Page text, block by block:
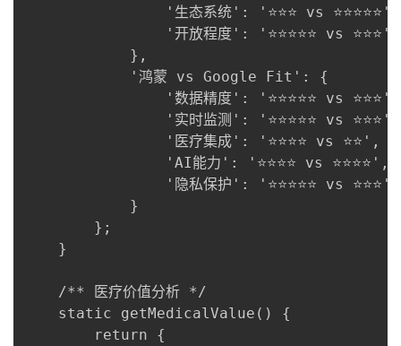
                '生态系统': '⭐⭐⭐ vs ⭐⭐⭐⭐⭐',
                '开放程度': '⭐⭐⭐⭐⭐ vs ⭐⭐⭐'
            },
            '鸿蒙 vs Google Fit': {
                '数据精度': '⭐⭐⭐⭐⭐ vs ⭐⭐⭐',
                '实时监测': '⭐⭐⭐⭐⭐ vs ⭐⭐⭐',
                '医疗集成': '⭐⭐⭐⭐ vs ⭐⭐',
                'AI能力': '⭐⭐⭐⭐ vs ⭐⭐⭐⭐',
                '隐私保护': '⭐⭐⭐⭐⭐ vs ⭐⭐⭐'
            }
        };
    }
    /** 医疗价值分析 */
    static getMedicalValue() {
        return {